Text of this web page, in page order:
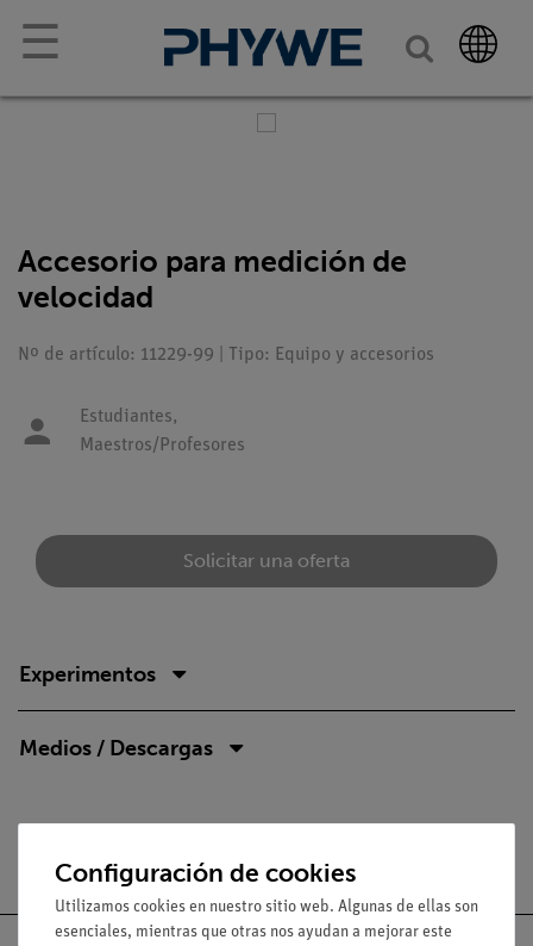
☰
Accesorio para medición de
velocidad
Nº de artículo: 11229-99 | Tipo: Equipo y accesorios
Estudiantes,
Maestros/Profesores
Solicitar una oferta
Experimentos
Medios / Descargas
Configuración de cookies
Utilizamos cookies en nuestro sitio web. Algunas de ellas son
esenciales, mientras que otras nos ayudan a mejorar este